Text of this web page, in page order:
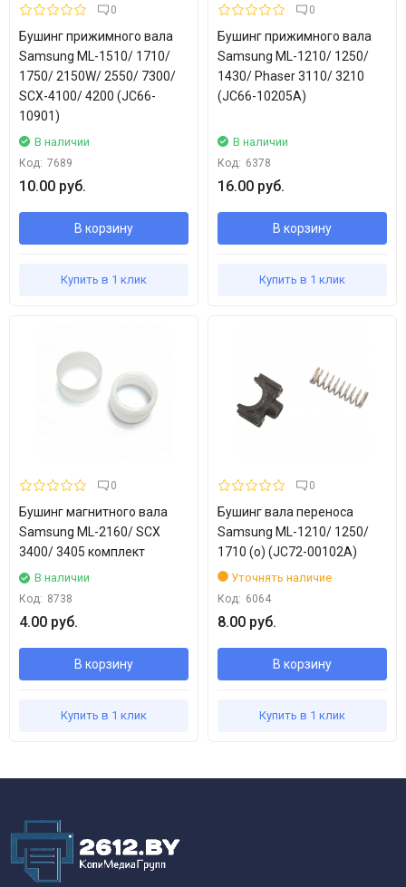
0
Бушинг прижимного вала
Samsung ML-1510/ 1710/
1750/ 2150W/ 2550/ 7300/
SCX-4100/ 4200 (JC66-
10901)
В наличии
Код: 7689
10.00 руб.
В корзину
Купить в 1 клик
0
Бушинг прижимного вала
Samsung ML-1210/ 1250/
1430/ Phaser 3110/ 3210
(JC66-10205A)
В наличии
Код: 6378
16.00 руб.
В корзину
Купить в 1 клик
0
Бушинг магнитного вала
Samsung ML-2160/ SCX
3400/ 3405 комплект
В наличии
Код: 8738
4.00 руб.
В корзину
Купить в 1 клик
0
Бушинг вала переноса
Samsung ML-1210/ 1250/
1710 (o) (JC72-00102A)
Уточнять наличие
Код: 6064
8.00 руб.
В корзину
Купить в 1 клик